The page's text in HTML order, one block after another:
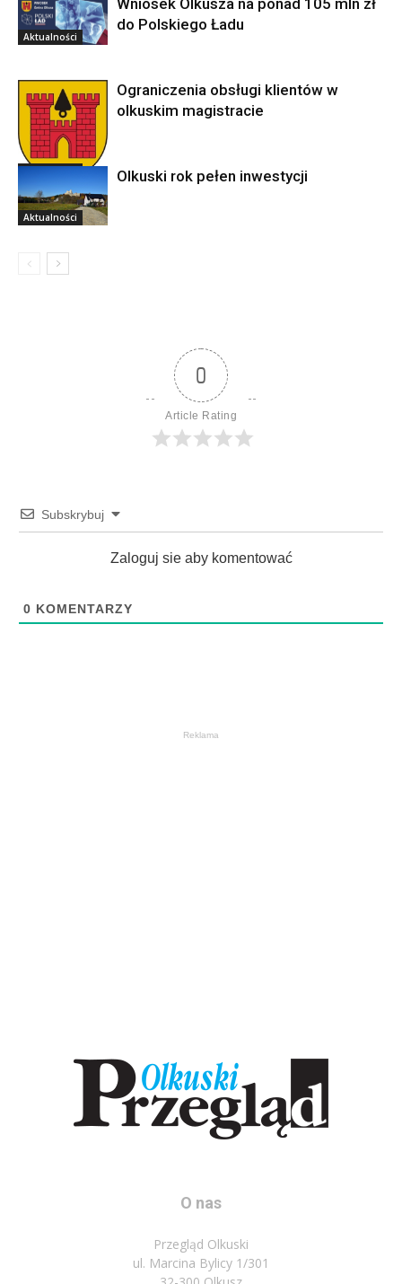
Aktualności
Wniosek Olkusza na ponad 105 mln zł
do Polskiego Ładu
Aktualności
Ograniczenia obsługi klientów w
olkuskim magistracie
Aktualności
Olkuski rok pełen inwestycji
0
Article Rating
Subskrybuj
Zaloguj sie aby komentować
0 KOMENTARZY
Reklama
O nas
Przegląd Olkuski
ul. Marcina Bylicy 1/301